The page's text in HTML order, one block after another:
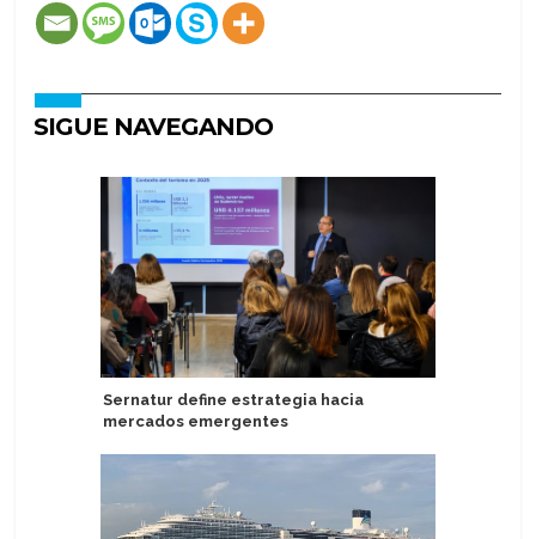
SIGUE NAVEGANDO
Sernatur define estrategia hacia
mercados emergentes